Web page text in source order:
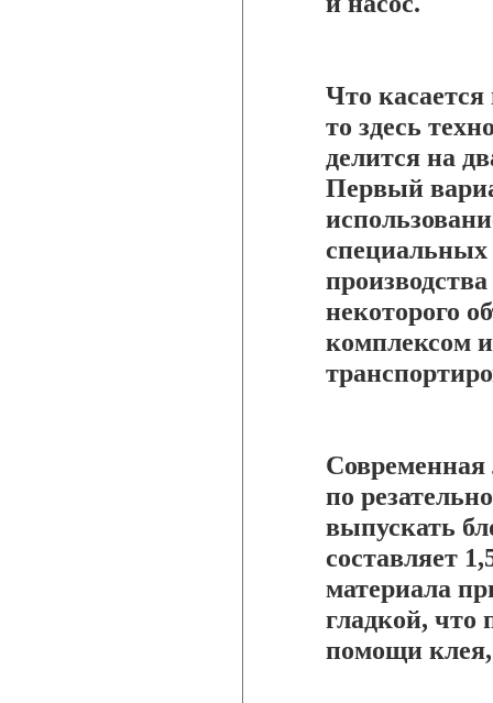
Что касается
то здесь
делится на
Первый
специальных
некоторого
комплексом
Современная
по
выпускать
составляет
материала
гладкой, что
помощи клея,